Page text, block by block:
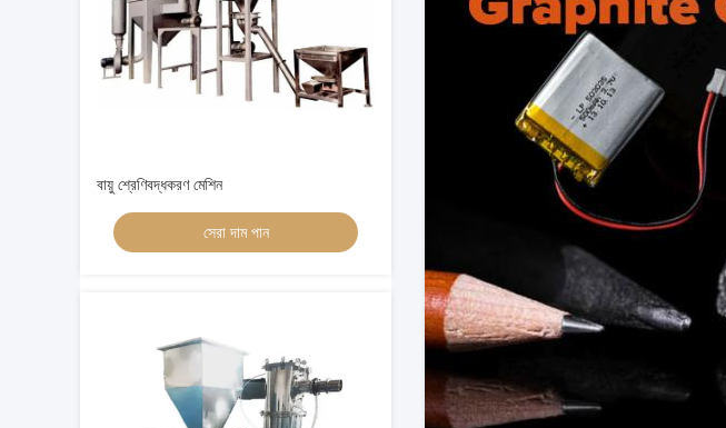
বায়ু শ্রেণিবদ্ধকরণ মেশিন
সেরা দাম পান